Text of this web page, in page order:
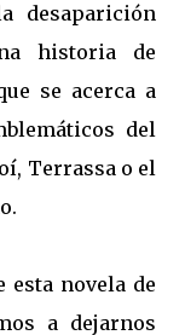
desaparición
historia de
se acerca a
del
Terrassa o el
esta novela de
a dejarnos